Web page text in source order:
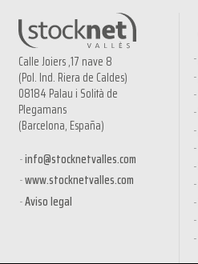
Calle Joiers ,17 nave 8
(Pol. Ind. Riera de Caldes)
08184 Palau i Solità de
Plegamans
(Barcelona, España)
info@stocknetvalles.com
www.stocknetvalles.com
Aviso legal